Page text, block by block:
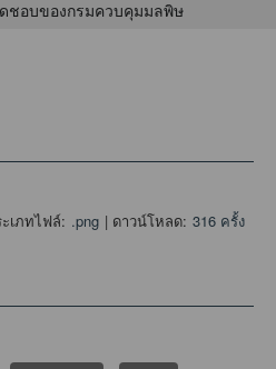
ชอบของกรมควบคุมมลพิษ
เภทไฟล์: .png | ดาวน์โหลด: 316 ครั้ง